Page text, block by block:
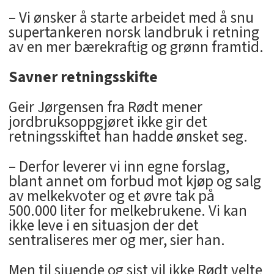
– Vi ønsker å starte arbeidet med å snu
supertankeren norsk landbruk i retning
av en mer bærekraftig og grønn framtid.
Savner retningsskifte
Geir Jørgensen fra Rødt mener
jordbruksoppgjøret ikke gir det
retningsskiftet han hadde ønsket seg.
– Derfor leverer vi inn egne forslag,
blant annet om forbud mot kjøp og salg
av melkekvoter og et øvre tak på
500.000 liter for melkebrukene. Vi kan
ikke leve i en situasjon der det
sentraliseres mer og mer, sier han.